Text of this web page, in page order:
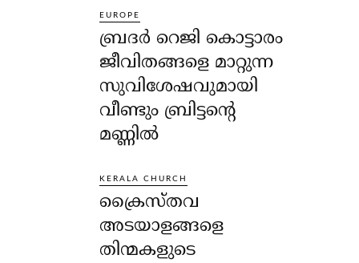
EUROPE
ബ്രദർ റെജി കൊട്ടാരം
ജീവിതങ്ങളെ മാറ്റുന്ന
സുവിശേഷവുമായി
വീണ്ടും ബ്രിട്ടന്റെ
മണ്ണിൽ
KERALA CHURCH
ക്രൈസ്തവ
അടയാളങ്ങളെ
തിന്മകളുടെ